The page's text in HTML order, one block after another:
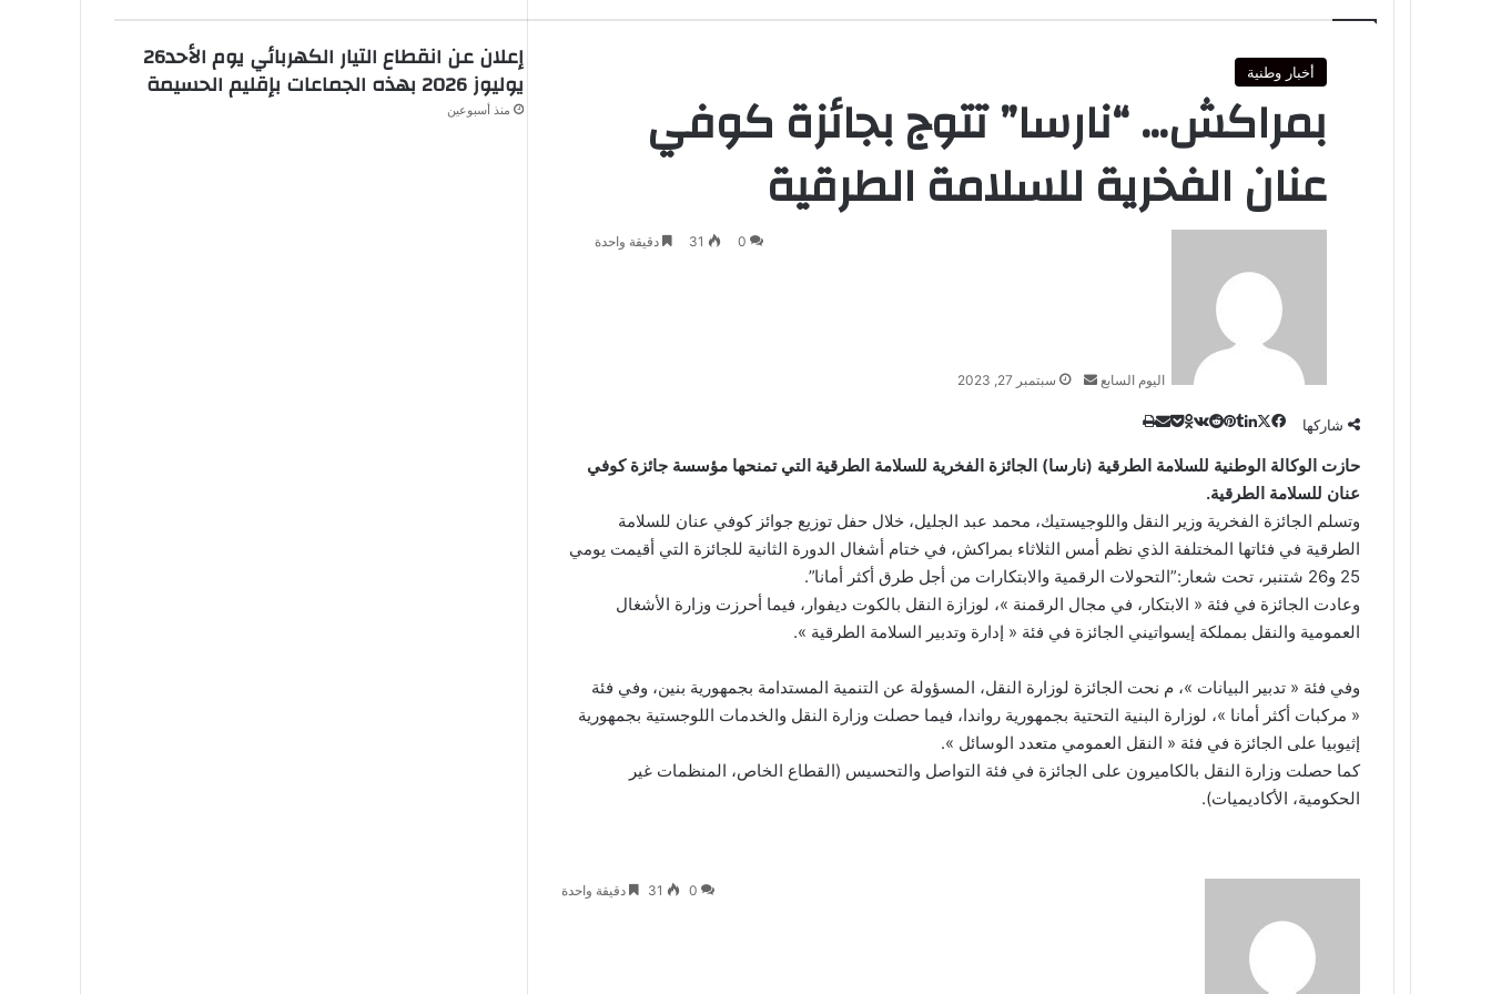
أخبار وطنية
بمراكش… “نارسا” تتوج بجائزة كوفي
عنان الفخرية للسلامة الطرقية
اليوم السابع سبتمبر 27, 2023
0
31 دقيقة واحدة
شاركها فيسبوك‫Xلينكدإن
بينتيريست
Odnoklassniki
‫Pocket
مشاركة
البريد
طباعة
حازت الوكالة الوطنية للسلامة الطرقية (نارسا) الجائزة الفخرية للسلامة الطرقية التي تمنحها مؤسسة جائزة كوفي
عنان للسلامة الطرقية.
وتسلم الجائزة الفخرية وزير النقل واللوجيستيك، محمد عبد الجليل، خلال حفل توزيع جوائز كوفي عنان للسلامة
الطرقية في فئاتها المختلفة الذي نظم أمس الثلاثاء بمراكش، في ختام أشغال الدورة الثانية للجائزة التي أقيمت يومي
25 و26 شتنبر، تحت شعار:”التحولات الرقمية والابتكارات من أجل طرق أكثر أمانا”.
وعادت الجائزة في فئة « الابتكار، في مجال الرقمنة »، لوزازة النقل بالكوت ديفوار، فيما أحرزت وزارة الأشغال
العمومية والنقل بمملكة إيسواتيني الجائزة في فئة « إدارة وتدبير السلامة الطرقية ».
وفي فئة « تدبير البيانات »، م نحت الجائزة لوزارة النقل، المسؤولة عن التنمية المستدامة بجمهورية بنين، وفي فئة
« مركبات أكثر أمانا »، لوزارة البنية التحتية بجمهورية رواندا، فيما حصلت وزارة النقل والخدمات اللوجستية بجمهورية
إثيوبيا على الجائزة في فئة « النقل العمومي متعدد الوسائل ».
كما حصلت وزارة النقل بالكاميرون على الجائزة في فئة التواصل والتحسيس (القطاع الخاص، المنظمات غير
الحكومية، الأكاديميات).
0
31 دقيقة واحدة
إعلان عن انقطاع التيار الكهربائي يوم الأحد26
يوليوز 2026 بهذه الجماعات بإقليم الحسيمة
منذ أسبوعين